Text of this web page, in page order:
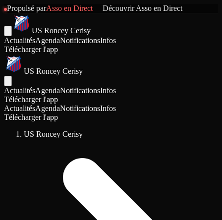
Propulsé parAsso en Direct DécouvrirAsso en Direct
US Roncey Cerisy
ActualitésAgendaNotificationsInfos
Télécharger l'app
US Roncey Cerisy
ActualitésAgendaNotificationsInfos
Télécharger l'app
ActualitésAgendaNotificationsInfos
Télécharger l'app
US Roncey Cerisy